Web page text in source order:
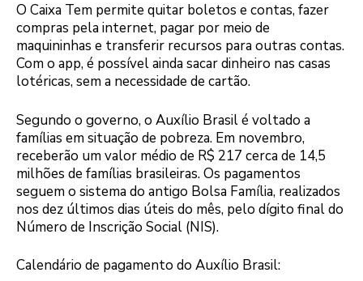
O Caixa Tem permite quitar boletos e contas, fazer
compras pela internet, pagar por meio de
maquininhas e transferir recursos para outras contas.
Com o app, é possível ainda sacar dinheiro nas casas
lotéricas, sem a necessidade de cartão.
Segundo o governo, o Auxílio Brasil é voltado a
famílias em situação de pobreza. Em novembro,
receberão um valor médio de R$ 217 cerca de 14,5
milhões de famílias brasileiras. Os pagamentos
seguem o sistema do antigo Bolsa Família, realizados
nos dez últimos dias úteis do mês, pelo dígito final do
Número de Inscrição Social (NIS).
Calendário de pagamento do Auxílio Brasil: